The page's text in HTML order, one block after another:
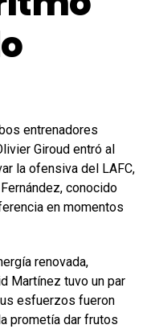
entrenadores
Giroud entró al
la ofensiva del LAFC,
conocido
en momentos
renovada,
Martínez tuvo un par
esfuerzos fueron
prometía dar frutos